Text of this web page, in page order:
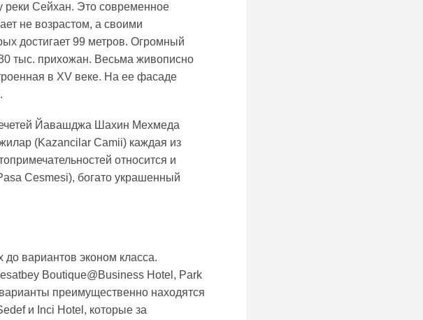
реки Сейхан. Это современное
не возрастом, а своими
достигает 99 метров. Огромный
тыс. прихожан. Весьма живописно
в XV веке. На ее фасаде
Йавашджа Шахин Мехмеда
(Kazancilar Camii) каждая из
относится и
Cesmesi), богато украшенный
до вариантов эконом класса.
Boutique@Business Hotel, Park
преимущественно находятся
и Inci Hotel, которые за